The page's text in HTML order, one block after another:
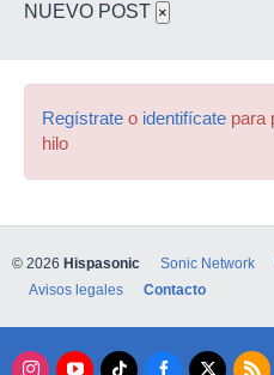
NUEVO POST ×
Regístrate o identifícate para
hilo
© 2026 Hispasonic Sonic Network
Avisos legales
Contacto